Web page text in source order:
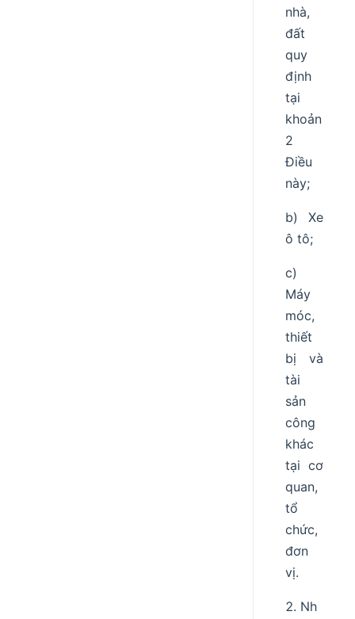
nhà,
đất
quy
định
tại
khoản
2
Điều
này;
b) Xe
ô tô;
c)
Máy
móc,
thiết
bị và
tài
sản
công
khác
tại cơ
quan,
tổ
chức,
đơn
vị.
Nh